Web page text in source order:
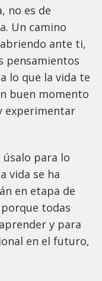
no es de
Un camino
ante ti,
pensamientos
lo que la vida te
buen momento
experimentar
para lo
vida se ha
en etapa de
todas
y para
en el futuro,